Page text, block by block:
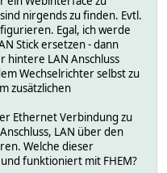
nirgends zu finden. Evtl.
Egal, ich werde
Stick ersetzen - dann
hintere LAN Anschluss
Wechselrichter selbst zu
zusätzlichen
Ethernet Verbindung zu
LAN über den
Welche dieser
funktioniert mit FHEM?